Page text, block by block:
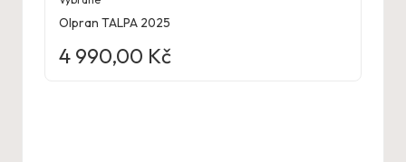
Olpran TALPA 2025
4 990,00 Kč